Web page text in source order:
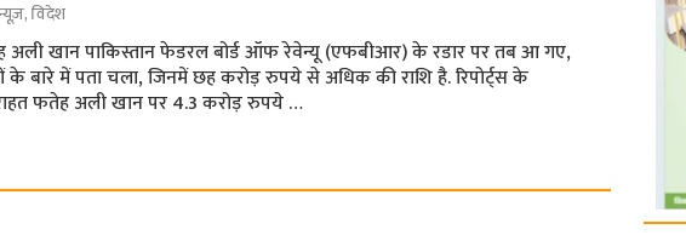
,विदेश
अली खान पाकिस्तान फेडरल बोर्ड ऑफ रेवेन्यू (एफबीआर) के रडार पर तब आ गए,
बारे में पता चला, जिनमें छह करोड़ रुपये से अधिक की राशि है. रिपोर्ट्स के
फतेह अली खान पर 4.3 करोड़ रुपये …